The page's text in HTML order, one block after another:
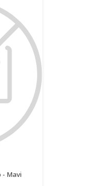
- Mavi